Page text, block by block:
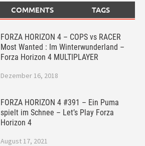
COMMENTS TAGS
FORZA HORIZON 4 – COPS vs RACER
Most Wanted : Im Winterwunderland –
Forza Horizon 4 MULTIPLAYER
Dezember 16, 2018
FORZA HORIZON 4 #391 – Ein Puma
spielt im Schnee – Let’s Play Forza
Horizon 4
August 17, 2021